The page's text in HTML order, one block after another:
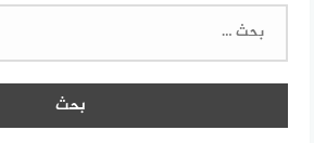
البحث